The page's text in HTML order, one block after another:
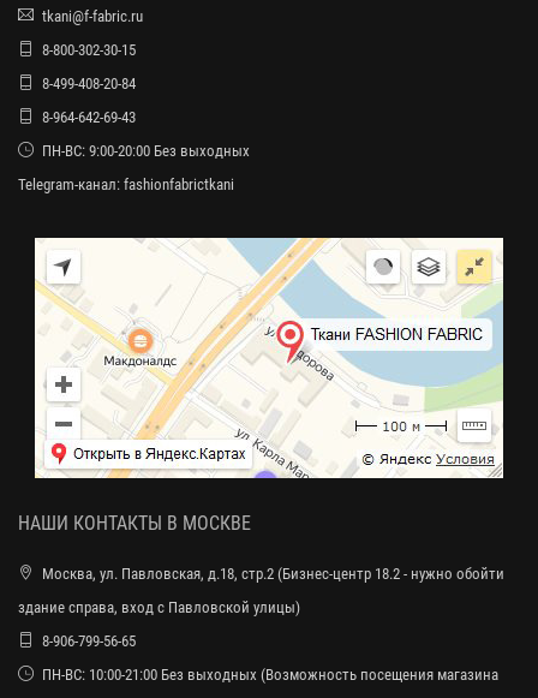
tkani@f-fabric.ru
8-800-302-30-15
8-499-408-20-84
8-964-642-69-43
ПН-ВС: 9:00-20:00 Без выходных
Telegram-канал: fashionfabrictkani
НАШИ КОНТАКТЫ В МОСКВЕ
Москва, ул. Павловская, д.18, стр.2 (Бизнес-центр 18.2 - нужно обойти
здание справа, вход с Павловской улицы)
8-906-799-56-65
ПН-ВС: 10:00-21:00 Без выходных (Возможность посещения магазина